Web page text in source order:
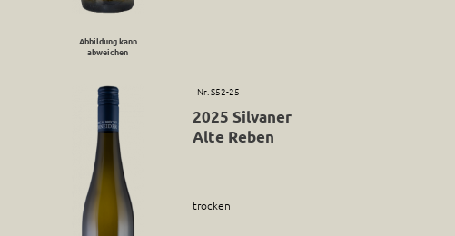
Abbildung kann
abweichen
Nr. S52-25
2025 Silvaner
Alte Reben
trocken